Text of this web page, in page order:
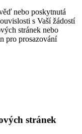
nebo poskytnutá
s Vaší žádostí
stránek nebo
pro prosazování
stránek